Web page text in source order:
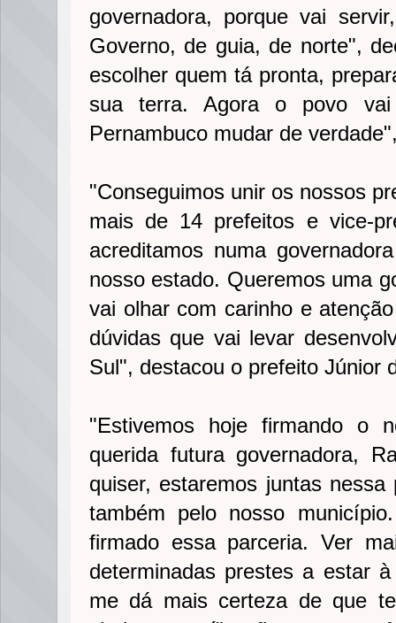
governadora, porque vai
Governo, de guia, de norte",
escolher quem tá pronta,
sua terra. Agora o povo
Pernambuco mudar de
"Conseguimos unir os nossos
mais de 14 prefeitos e vice-
acreditamos numa
nosso estado. Queremos uma
vai olhar com carinho e
dúvidas que vai levar
Sul", destacou o prefeito Júnior
"Estivemos hoje firmando o
querida futura governadora,
quiser, estaremos juntas
também pelo nosso
firmado essa parceria. Ver
determinadas prestes a estar
me dá mais certeza de que